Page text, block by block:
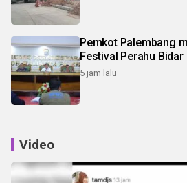
Pemkot Palembang
Festival Perahu Bidar
5 jam lalu
Video